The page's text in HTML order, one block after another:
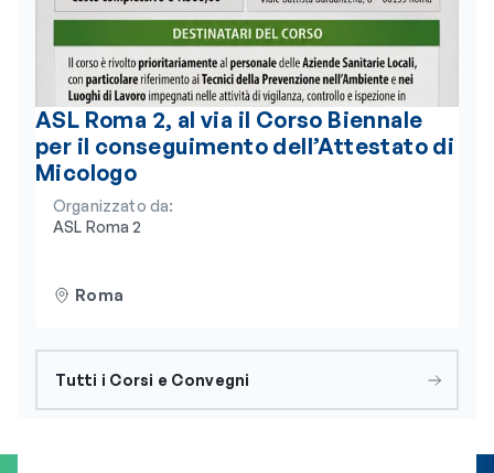
ASL Roma 2, al via il Corso Biennale
per il conseguimento dell’Attestato di
Micologo
Organizzato da:
ASL Roma 2
Roma
Tutti i Corsi e Convegni